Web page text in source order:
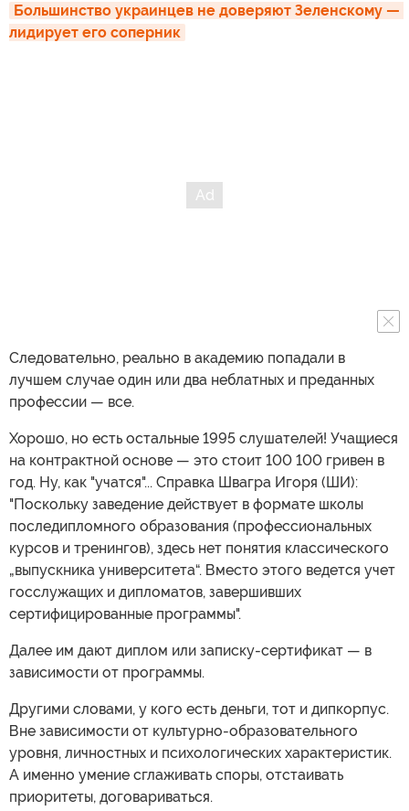
Большинство украинцев не доверяют Зеленскому —
лидирует его соперник
Следовательно, реально в академию попадали в
лучшем случае один или два неблатных и преданных
профессии — все.
Хорошо, но есть остальные 1995 слушателей! Учащиеся
на контрактной основе — это стоит 100 100 гривен в
год. Ну, как "учатся"... Справка Швагра Игоря (ШИ):
"Поскольку заведение действует в формате школы
последипломного образования (профессиональных
курсов и тренингов), здесь нет понятия классического
„выпускника университета“. Вместо этого ведется учет
госслужащих и дипломатов, завершивших
сертифицированные программы".
Далее им дают диплом или записку-сертификат — в
зависимости от программы.
Другими словами, у кого есть деньги, тот и дипкорпус.
Вне зависимости от культурно-образовательного
уровня, личностных и психологических характеристик.
А именно умение сглаживать споры, отстаивать
приоритеты, договариваться.